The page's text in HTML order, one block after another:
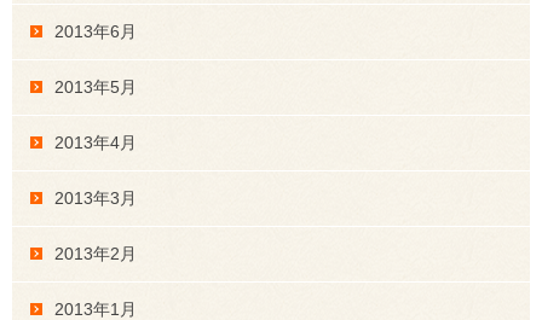
2013年6月
2013年5月
2013年4月
2013年3月
2013年2月
2013年1月